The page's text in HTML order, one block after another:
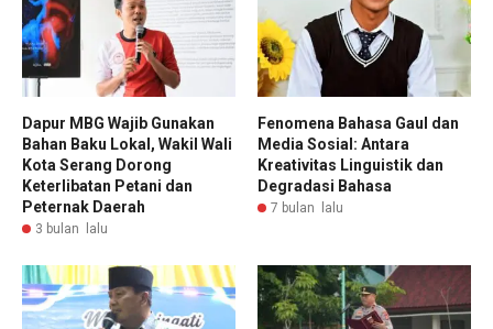
Dapur MBG Wajib Gunakan
Bahan Baku Lokal, Wakil Wali
Kota Serang Dorong
Keterlibatan Petani dan
Peternak Daerah
3 bulan lalu
Fenomena Bahasa Gaul dan
Media Sosial: Antara
Kreativitas Linguistik dan
Degradasi Bahasa
7 bulan lalu